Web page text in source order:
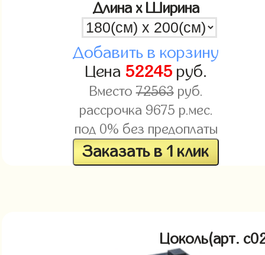
Длина x Ширина
Добавить в корзину
Цена 52245руб.
Вместо72563руб.
рассрочка 9675 р.мес.
под 0% без предоплаты
Заказать в 1 клик
Цоколь(арт.